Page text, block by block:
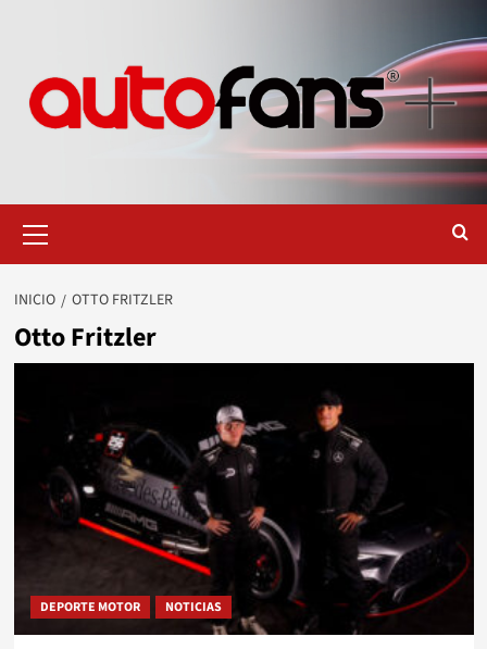
primario
INICIO OTTO FRITZLER
Otto Fritzler
DEPORTE MOTOR NOTICIAS